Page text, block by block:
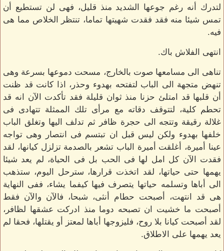
لتدرك أنه رغم جوعها الشديد منذ قليل، فهى لن تستطيع أن
تمس شيئا منه فقد فقدت شهيتها تماما، تنتظر الخلاص مما هى
فيه.
انتهى الفلاش باك.
تناهى الى مسامعها صوت بالخارج، مسحت دموعها بسرعة وهى
تنهض متجهة الى الباب لتفتحه بهدوء وحذر، اذا كانت قد ظنت
أن قلبها قد امتلئ حزنا منذ ثوان قليلة فقد تأكدت الآن انه قد
تحطم كلية، لتتوقف دقاته مع مرأى تلك الممثلة تتهادى فى
غلالة رقيقة وتتجه الى حجرة ظافر ثم تدلف اليها وتغلق الباب
خلفها بهدوء ولكن ليس قبل ان تبتسم فى انتصار وهى تواجه
عينا أميرة، أغلقت أميرة الباب تشعر بالصدمة تزلزل كيانها، لقد
فقدت الآن كل امل لها فى الحب بل فى الحياة، لم يعد شيئا
يهمها حتى حياتها، لقد اتخذت قرارها، سترحل اليوم، ستذهب
الى أباها وتسلمه حياتها يتصرف فيها كيفما يشاء، ففى النهاية
هى قد انتهت، أصبحت حطام أنثى، شبحا، فالآن والآن فقط
أصبحت ما خشيت ان تصبحه دوما منذ ادركت عشقها لظافر،
لقد أصبحت كيانا بلا روح، فليزوجها أباها لمعتز أو يقتلها، فحقا لم
يعد يهمها على الاطلاق.